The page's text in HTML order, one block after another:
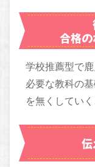
合格
学校推薦型で
必要な教科の
を無くしてい